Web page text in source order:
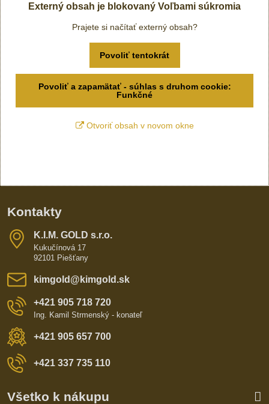
Externý obsah je blokovaný Voľbami súkromia
Prajete si načítať externý obsah?
Povoliť tentokrát
Povoliť a zapamätať - súhlas s druhom cookie:
Funkčné
Otvoriť obsah v novom okne
Kontakty
K​​.I​​.M​​. GOLD s​​.r​​.o​​.
Kukučínová 17
92101 Piešťany
kimgold​@kimgold​.sk
+421 905 718 720
Ing. Kamil Strmenský - konateľ
+421 905 657 700
+421 337 735 110
Všetko k nákupu